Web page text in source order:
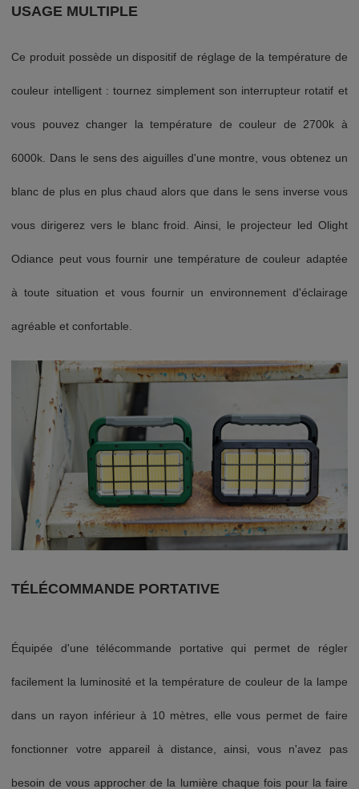
USAGE MULTIPLE
Ce produit possède un dispositif de réglage de la température de
couleur intelligent : tournez simplement son interrupteur rotatif et
vous pouvez changer la température de couleur de 2700k à
6000k. Dans le sens des aiguilles d'une montre, vous obtenez un
blanc de plus en plus chaud alors que dans le sens inverse vous
vous dirigerez vers le blanc froid. Ainsi, le projecteur led Olight
Odiance peut vous fournir une température de couleur adaptée
à toute situation et vous fournir un environnement d'éclairage
agréable et confortable.
TÉLÉCOMMANDE PORTATIVE
Équipée d'une télécommande portative qui permet de régler
facilement la luminosité et la température de couleur de la lampe
dans un rayon inférieur à 10 mètres, elle vous permet de faire
fonctionner votre appareil à distance, ainsi, vous n'avez pas
besoin de vous approcher de la lumière chaque fois pour la faire